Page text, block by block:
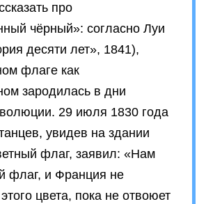
про
чёрный»: согласно Луи
десяти лет», 1841),
флаге как
зародилась в дни
29 июля 1830 года
увидев на здании
флаг, заявил: «Нам
флаг, и Франция не
цвета, пока не отвоюет